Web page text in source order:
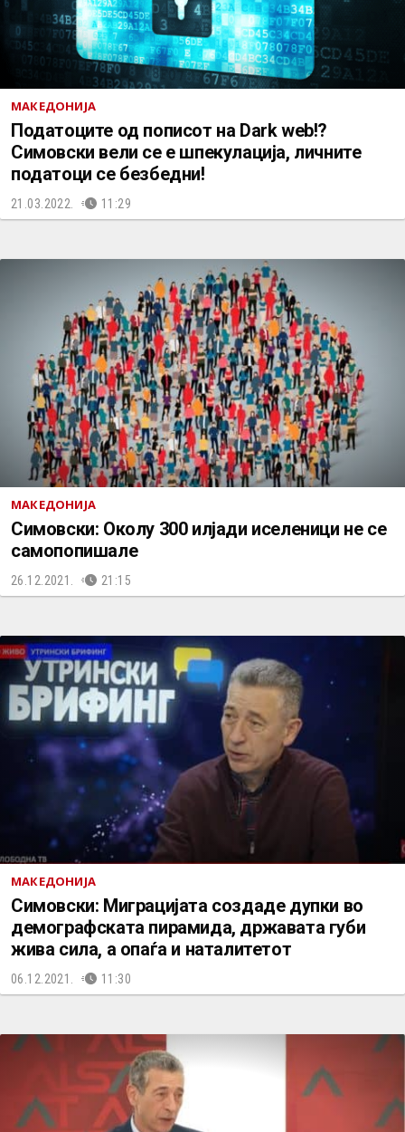
МАКЕДОНИЈА
Податоците од пописот на Dark web!?
Симовски вели се е шпекулација, личните
податоци се безбедни!
21.03.2022. 11:29
МАКЕДОНИЈА
Симовски: Oколу 300 илјади иселеници не се
самопопишале
26.12.2021. 21:15
МАКЕДОНИЈА
Симовски: Миграцијата создаде дупки во
демографската пирамида, државата губи
жива сила, а опаѓа и наталитетот
06.12.2021. 11:30